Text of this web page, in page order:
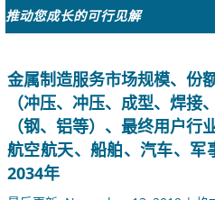
推动您成长的可行见解
金属制造服务市场规模、份
（冲压、冲压、成型、焊
（钢、铝等）、最终用户行
航空航天、船舶、汽车、军
2034年